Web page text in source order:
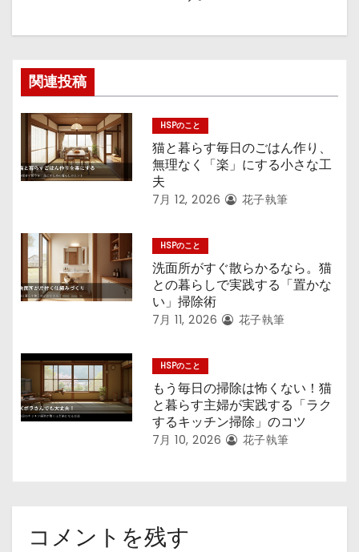
ン
関連投稿
HSPのこと
猫と暮らす毎日のごはん作り、
無理なく「楽」にする小さな工
夫
7月 12, 2026 花子執筆
HSPのこと
洗面所がすぐ散らかるなら。猫
との暮らしで実践する「置かな
い」掃除術
7月 11, 2026 花子執筆
HSPのこと
もう毎日の掃除は怖くない！猫
と暮らす主婦が実践する「ラク
するキッチン掃除」のコツ
7月 10, 2026 花子執筆
コメントを残す